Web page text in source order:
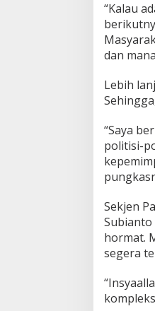
“Kalau
dan
Lebih
“Saya
politisi-
Sekjen
Subianto
hormat.
segera